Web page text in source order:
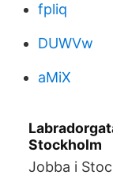
fpliq
DUWVw
aMiX
Stockholm
Jobba i